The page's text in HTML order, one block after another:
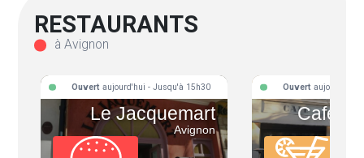
RESTAURANTS
à Avignon
Le Jacquemart
Avignon
Ouvert aujourd'hui - Jusqu'à 15h30
Café
Ouvert aujourd'hui